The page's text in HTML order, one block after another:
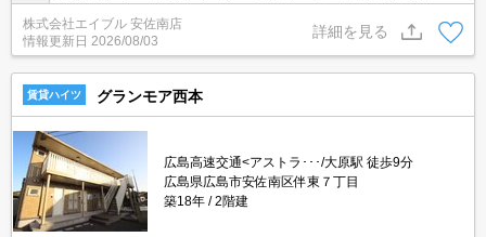
粧台付き。クローゼット付。ガスコンロ設置可。室内に洗濯機置場
あり。エアコン付き。セブンイレブンへ490m。ドラッグストアへ5
10m。
株式会社エイブル 安佐南店
情報更新日 2026/08/03
詳細を見る
賃貸ハイツ グランモア西本
広島高速交通<アストラ･･･/大原駅 徒歩9分
広島県広島市安佐南区伴東７丁目
築18年
2階建